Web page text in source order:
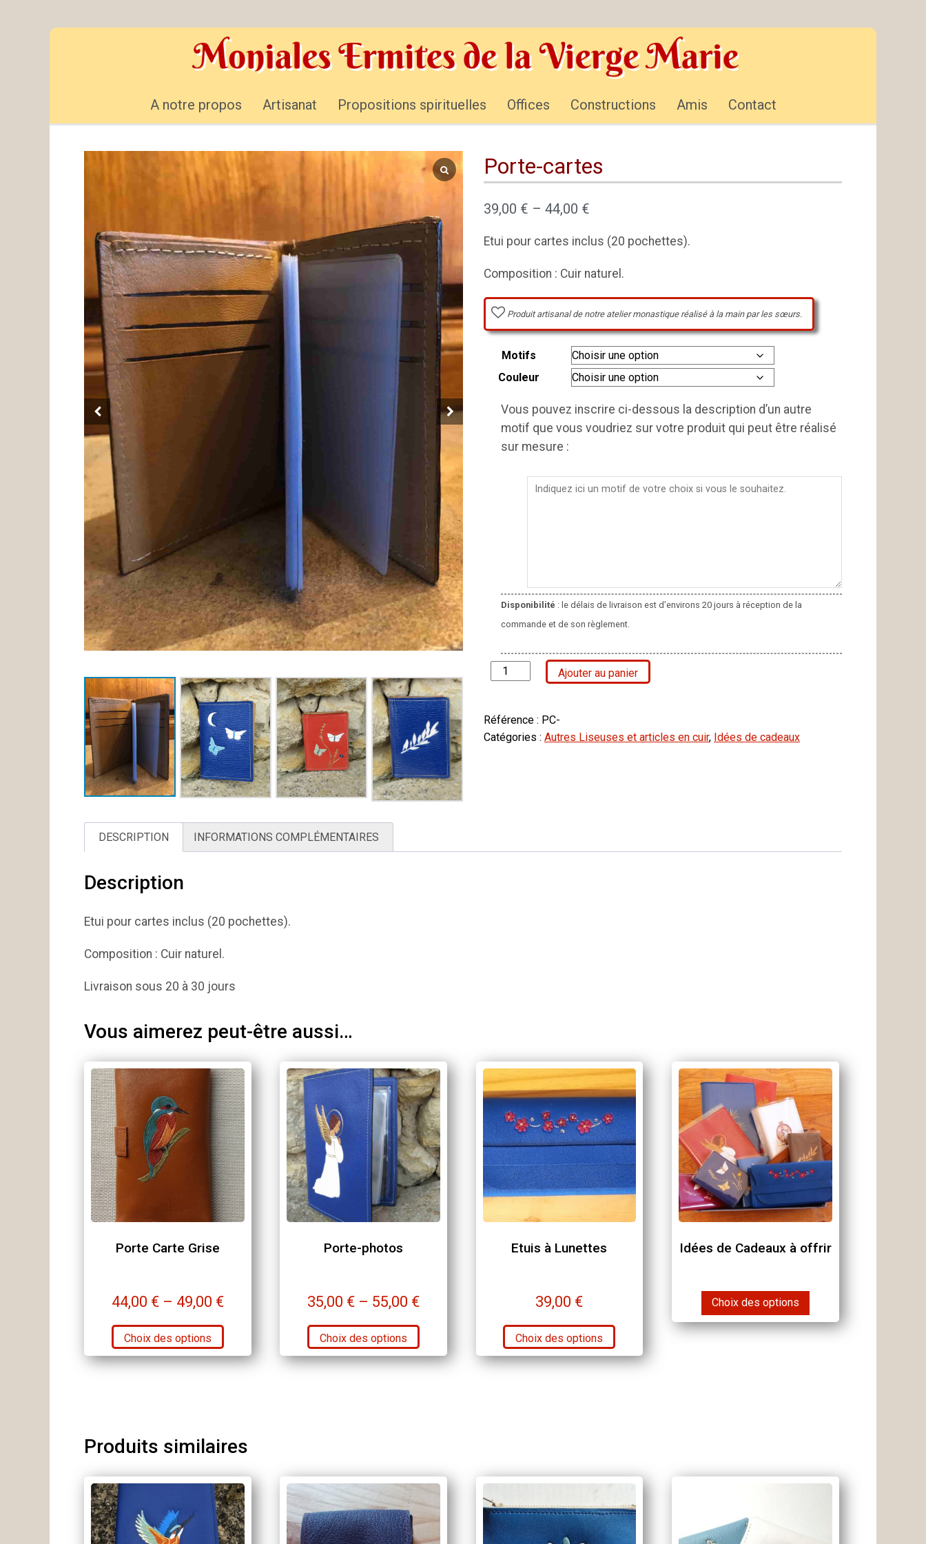
A notre propos Artisanat Propositions spirituelles Offices Constructions Amis Contact
Porte-cartes
39,00 € – 44,00 €
Etui pour cartes inclus (20 pochettes).
Composition : Cuir naturel.
Produit artisanal de notre atelier monastique réalisé à la main par les sœurs.
Motifs
Couleur
Vous pouvez inscrire ci-dessous la description d’un autre
motif que vous voudriez sur votre produit qui peut être réalisé
sur mesure :
Disponibilité : le délais de livraison est d’environs 20 jours à réception de la
commande et de son règlement.
quantité
de
cartes
Ajouter au panier
Référence : PC-
Catégories : Autres Liseuses et articles en cuir, Idées de cadeaux
DESCRIPTION INFORMATIONS COMPLÉMENTAIRES
Description
Etui pour cartes inclus (20 pochettes).
Composition : Cuir naturel.
Livraison sous 20 à 30 jours
Vous aimerez peut-être aussi…
Porte Carte Grise
44,00 €– 49,00 €
Choix des options
Ce
a
peuvent
choisies
sur
la
page
Porte-photos
35,00 € – 55,00 €
Choix des options
Ce
a
choisies
la
Etuis à Lunettes
39,00 €
Choix des options
Ce
produit
a
choisies
la
page
Idées de Cadeaux à offrir
Choix des options
Produits similaires